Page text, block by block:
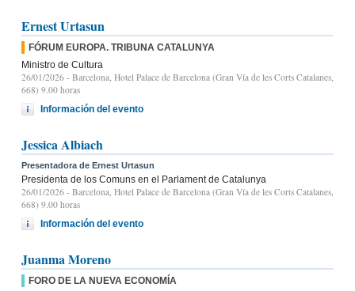
Ernest Urtasun
FÓRUM EUROPA. TRIBUNA CATALUNYA
Ministro de Cultura
26/01/2026 - Barcelona, Hotel Palace de Barcelona (Gran Vía de les Corts Catalanes,
668) 9.00 horas
Información del evento
Jessica Albiach
Presentadora de Ernest Urtasun
Presidenta de los Comuns en el Parlament de Catalunya
26/01/2026 - Barcelona, Hotel Palace de Barcelona (Gran Vía de les Corts Catalanes,
668) 9.00 horas
Información del evento
Juanma Moreno
FORO DE LA NUEVA ECONOMÍA